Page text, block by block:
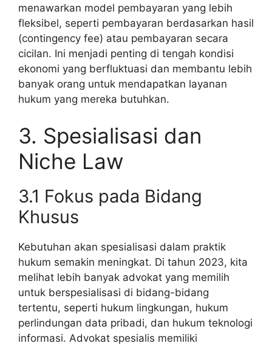
menawarkan model pembayaran yang lebih
fleksibel, seperti pembayaran berdasarkan hasil
(contingency fee) atau pembayaran secara
cicilan. Ini menjadi penting di tengah kondisi
ekonomi yang berfluktuasi dan membantu lebih
banyak orang untuk mendapatkan layanan
hukum yang mereka butuhkan.
3. Spesialisasi dan
Niche Law
3.1 Fokus pada Bidang
Khusus
Kebutuhan akan spesialisasi dalam praktik
hukum semakin meningkat. Di tahun 2023, kita
melihat lebih banyak advokat yang memilih
untuk berspesialisasi di bidang-bidang
tertentu, seperti hukum lingkungan, hukum
perlindungan data pribadi, dan hukum teknologi
informasi. Advokat spesialis memiliki